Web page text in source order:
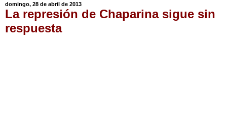
domingo, 28 de abril de 2013
La represión de Chaparina sigue sin
respuesta